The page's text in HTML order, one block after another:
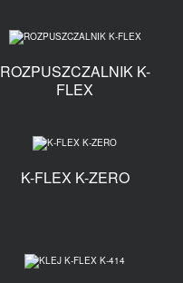
ROZPUSZCZALNIK K-
FLEX
K-FLEX K-ZERO